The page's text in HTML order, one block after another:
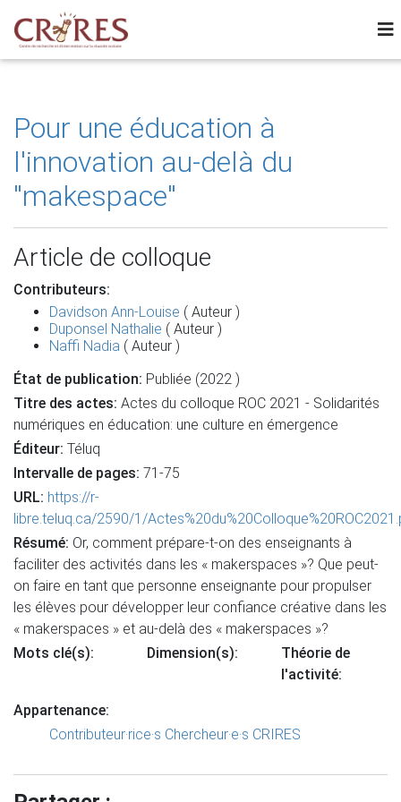
Pour une éducation à
l'innovation au-delà du
''makespace''
Article de colloque
Contributeurs:
Davidson Ann-Louise ( Auteur )
Duponsel Nathalie ( Auteur )
Naffi Nadia ( Auteur )
État de publication: Publiée (2022 )
Titre des actes: Actes du colloque ROC 2021 - Solidarités
numériques en éducation: une culture en émergence
Éditeur: Téluq
Intervalle de pages: 71-75
URL: https://r-
libre.teluq.ca/2590/1/
Résumé: Or, comment prépare-t-on des enseignants à
faciliter des activités dans les « makerspaces »? Que peut-
on faire en tant que personne enseignante pour propulser
les élèves pour développer leur confiance créative dans les
« makerspaces » et au-delà des « makerspaces »?
Mots clé(s):
Dimension(s):
Théorie de
l'activité:
Appartenance:
Contributeur·rice·s Chercheur·e·s CRIRES